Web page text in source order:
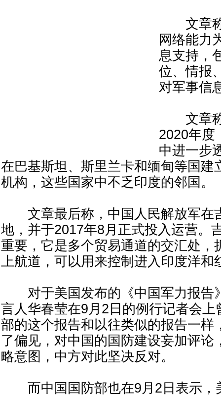
文章称
网络能力
息支持，
位、情报
对军事信
文章称
2020年度
中进一步
在巴基斯坦、斯里兰卡和缅甸等国建
机构，这些国家中不乏印度的邻国。
文章最后称，中国人民解放军在
地，并于2017年8月正式投入运营。
重要，它是多个贸易通道的交汇处，
上航道，可以用来控制进入印度洋和
对于美国发布的《中国军力报告
言人华春莹在9月2日的例行记者会上
部的这个报告和以往类似的报告一样
了偏见，对中国的国防建设妄加评论
略意图，中方对此坚决反对。
而中国国防部也在9月2日表示，